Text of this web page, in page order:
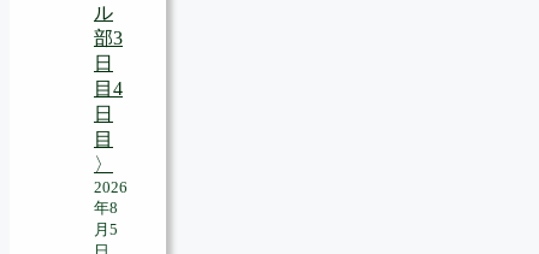
ル
部3
日
目4
日
目
〉
2026
年8
月5